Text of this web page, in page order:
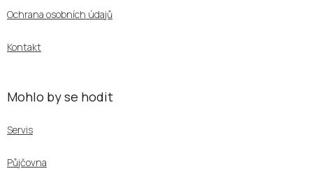
Ochrana osobních údajů
Kontakt
Mohlo by se hodit
Servis
Půjčovna